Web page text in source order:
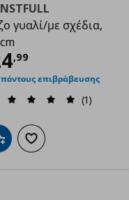
γυαλί/με σχέδια,
,99
επιβράβευσης
(1)
στο καλάθι
Προσθήκη στα